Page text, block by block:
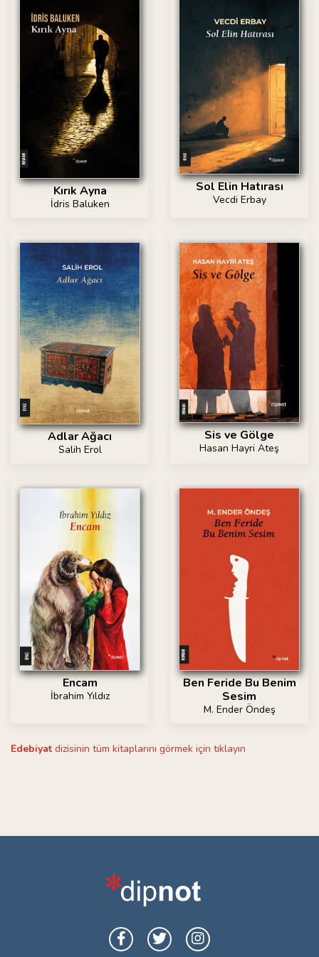
Kırık Ayna
İdris Baluken
Sol Elin Hatırası
Vecdi Erbay
Adlar Ağacı
Salih Erol
Sis ve Gölge
Hasan Hayri Ateş
Encam
İbrahim Yıldız
Ben Feride Bu Benim
Sesim
M. Ender Öndeş
Edebiyat dizisinin tüm kitaplarını görmek için tıklayın